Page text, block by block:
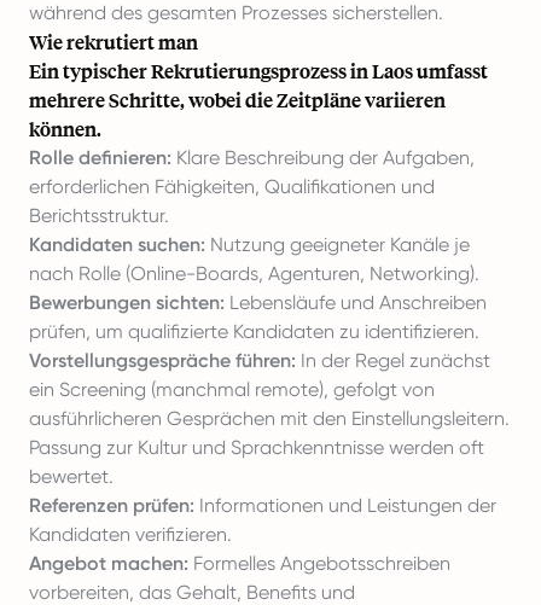
während des gesamten Prozesses sicherstellen.
Wie rekrutiert man
Ein typischer Rekrutierungsprozess in Laos umfasst
mehrere Schritte, wobei die Zeitpläne variieren
können.
Rolle definieren: Klare Beschreibung der Aufgaben,
erforderlichen Fähigkeiten, Qualifikationen und
Berichtsstruktur.
Kandidaten suchen: Nutzung geeigneter Kanäle je
nach Rolle (Online-Boards, Agenturen, Networking).
Bewerbungen sichten: Lebensläufe und Anschreiben
prüfen, um qualifizierte Kandidaten zu identifizieren.
Vorstellungsgespräche führen: In der Regel zunächst
ein Screening (manchmal remote), gefolgt von
ausführlicheren Gesprächen mit den Einstellungsleitern.
Passung zur Kultur und Sprachkenntnisse werden oft
bewertet.
Referenzen prüfen: Informationen und Leistungen der
Kandidaten verifizieren.
Angebot machen: Formelles Angebotsschreiben
vorbereiten, das Gehalt, Benefits und